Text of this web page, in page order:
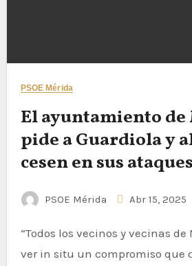
PSOE Mérida
El ayuntamiento
pide a Guardiola y
cesen en sus
PSOE Mérida Abr 15, 2025
“Todos los vecinos y vecinas de Mérida ya pueden
ver in situ un compromiso que